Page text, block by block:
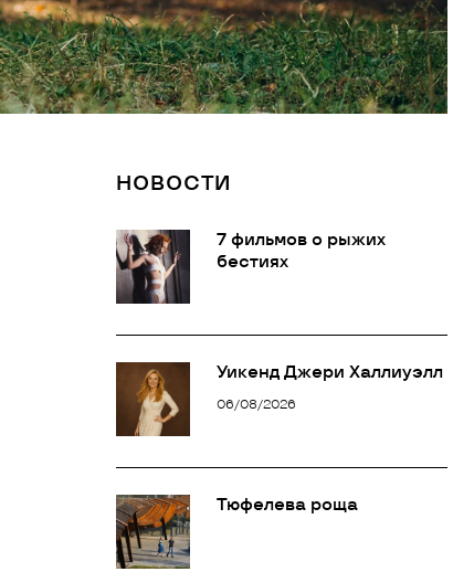
НОВОСТИ
7 фильмов о рыжих
бестиях
Уикенд Джери Халлиуэлл
06/08/2026
Тюфелева роща